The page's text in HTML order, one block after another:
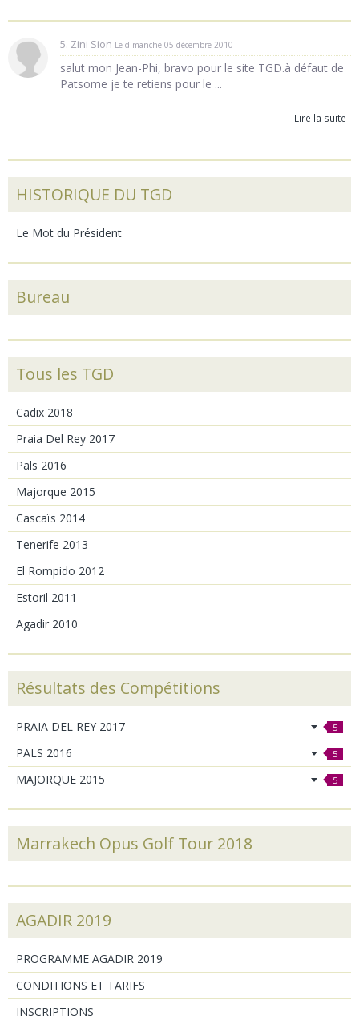
5. Zini Sion Le dimanche 05 décembre 2010
salut mon Jean-Phi, bravo pour le site TGD.à défaut de
Patsome je te retiens pour le ...
Lire la suite
HISTORIQUE DU TGD
Le Mot du Président
Bureau
Tous les TGD
Cadix 2018
Praia Del Rey 2017
Pals 2016
Majorque 2015
Cascaïs 2014
Tenerife 2013
El Rompido 2012
Estoril 2011
Agadir 2010
Résultats des Compétitions
PRAIA DEL REY 2017 5
PALS 2016 5
MAJORQUE 2015 5
Marrakech Opus Golf Tour 2018
AGADIR 2019
PROGRAMME AGADIR 2019
CONDITIONS ET TARIFS
INSCRIPTIONS